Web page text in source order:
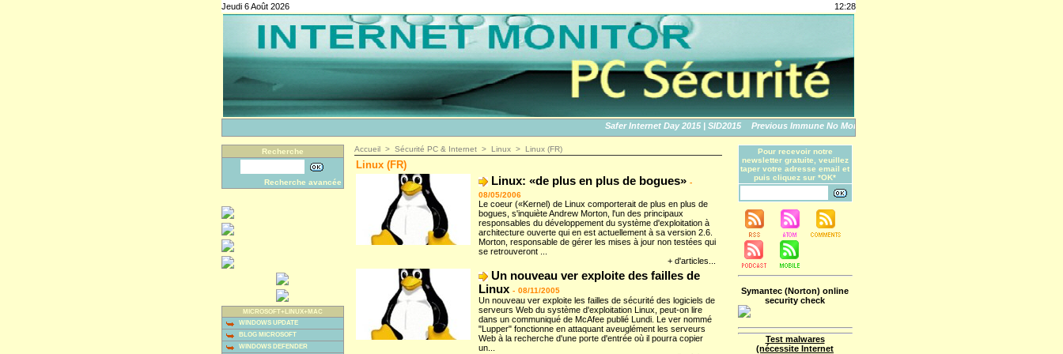
Jeudi 6 Août 2026 12:28
Safer Internet Day 2015 | SID2015 Previous Immune No More: An Apple Story
Recherche
Recherche avancée
MICROSOFT+LINUX+MAC
WINDOWS UPDATE
BLOG MICROSOFT
WINDOWS DEFENDER
Accueil > Sécurité PC & Internet > Linux > Linux (FR)
Linux (FR)
Linux: «de plus en plus de bogues» -
08/05/2006
Le coeur («Kernel) de Linux comporterait de plus en plus de
bogues, s'inquiète Andrew Morton, l'un des principaux
responsables du développement du système d'exploitation à
architecture ouverte qui en est actuellement à sa version 2.6.
Morton, responsable de gérer les mises à jour non testées qui
se retrouveront ...
+ d'articles...
Un nouveau ver exploite des failles de
Linux - 08/11/2005
Un nouveau ver exploite les failles de sécurité des logiciels de
serveurs Web du système d'exploitation Linux, peut-on lire
dans un communiqué de McAfee publié Lundi. Le ver nommé
"Lupper" fonctionne en attaquant aveuglément les serveurs
Web à la recherche d'une porte d'entrée où il pourra copier
un...
Pour recevoir notre
newsletter gratuite, veuillez
taper votre adresse email et
puis cliquez sur *OK*
Symantec (Norton) online
security check
Test malwares
(nécessite Internet